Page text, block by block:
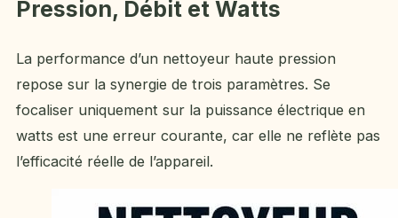
Pression, Débit et Watts
La performance d’un nettoyeur haute pression
repose sur la synergie de trois paramètres. Se
focaliser uniquement sur la puissance électrique en
watts est une erreur courante, car elle ne reflète pas
l’efficacité réelle de l’appareil.